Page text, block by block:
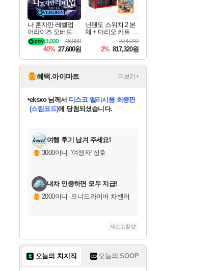
나 혼자만 레벨업
어라이즈 오버드라
이브 Solo Leveling A
rise
46,000
3,000
40% 27,600원
닌텐도 스위치 2 본
체 + 마리오 카트 월
드 + 포켓몬 포코피
아 번들
834,000
2% 817,320원
혜택.아이마트 더보기+
당첨되셨습니다.
당첨되셨습니다.
eksxo님께서 디스코 엘리시움 최종판
(스팀코드)에 당첨되셨습니다.
당첨되셨습니다.
당첨되셨습니다.
에디션 (스팀코드) 를 교환.
당첨되셨습니다.
당첨되셨습니다.
당첨되셨습니다.
당첨되셨습니다.
여행 후기 남겨 주세요!
3000이니 ·'여행자' 칭호
내차 인증하면 모두 지급!
2000이니 · 오너드라이버 차벤러
새로고침
오늘의 치지직 오늘의 SOOP